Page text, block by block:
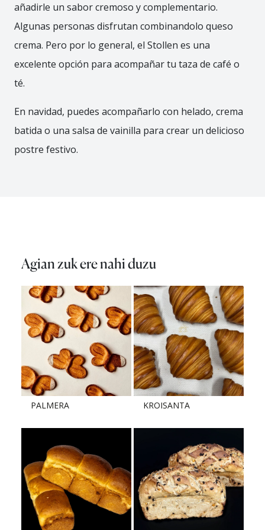
añadirle un sabor cremoso y complementario.
Algunas personas disfrutan combinandolo queso
crema. Pero por lo general, el Stollen es una
excelente opción para acompañar tu taza de café o
té.
En navidad, puedes acompañarlo con helado, crema
batida o una salsa de vainilla para crear un delicioso
postre festivo.
Agian zuk ere nahi duzu
PALMERA KROISANTA